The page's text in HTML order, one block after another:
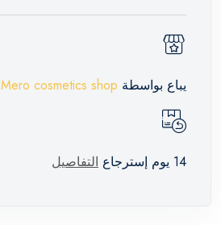
يباع بواسطة Mero cosmetics shop
14 يوم إسترجاع التفاصيل